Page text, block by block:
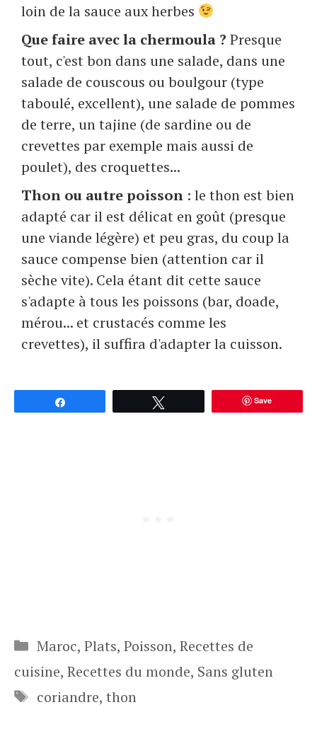
loin de la sauce aux herbes
Que faire avec la chermoula ? Presque
tout, c'est bon dans une salade, dans une
salade de couscous ou boulgour (type
taboulé, excellent), une salade de pommes
de terre, un tajine (de sardine ou de
crevettes par exemple mais aussi de
poulet), des croquettes...
Thon ou autre poisson : le thon est bien
adapté car il est délicat en goût (presque
une viande légère) et peu gras, du coup la
sauce compense bien (attention car il
sèche vite). Cela étant dit cette sauce
s'adapte à tous les poissons (bar, doade,
mérou... et crustacés comme les
crevettes), il suffira d'adapter la cuisson.
Save
Catégories
Maroc, Plats, Poisson, Recettes de
cuisine, Recettes du monde, Sans gluten
Étiquettes
coriandre, thon